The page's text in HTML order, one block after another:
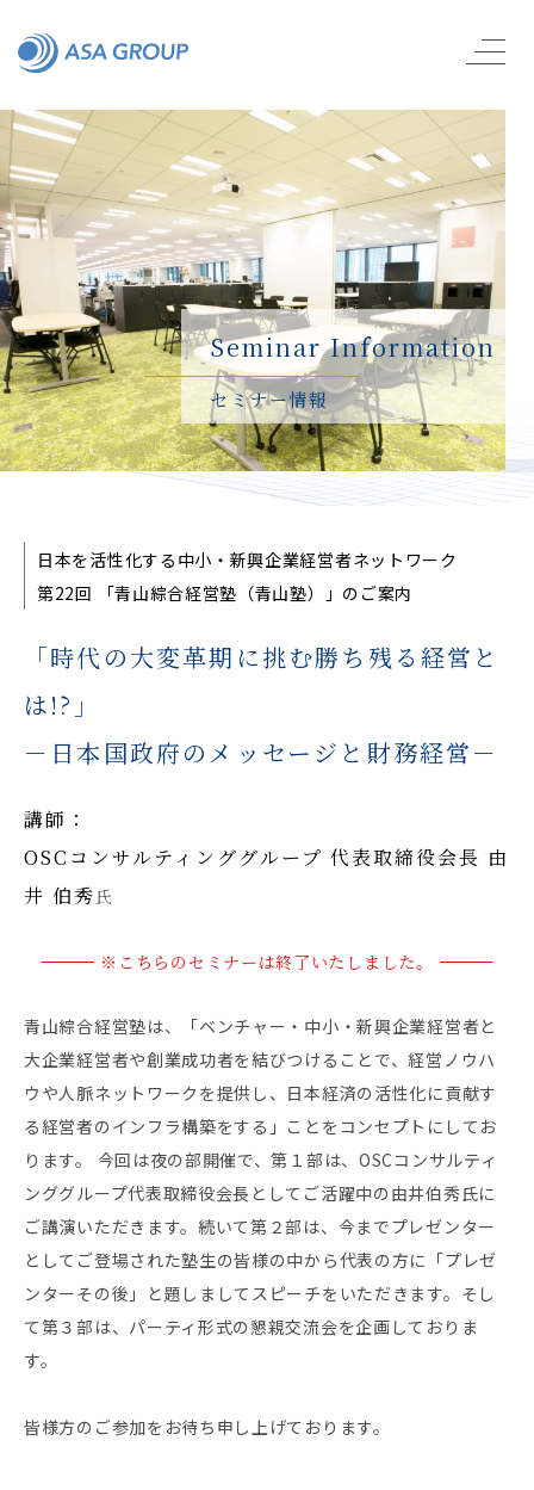
Seminar Information
セミナー情報
日本を活性化する中小・新興企業経営者ネットワーク
第22回 「青山綜合経営塾（青山塾）」のご案内
「時代の大変革期に挑む勝ち残る経営と
は!?」
－日本国政府のメッセージと財務経営－
講師：
OSCコンサルティンググループ 代表取締役会長 由
井 伯秀 氏
※こちらのセミナーは終了いたしました。
青山綜合経営塾は、「ベンチャー・中小・新興企業経営者と
大企業経営者や創業成功者を結びつけることで、経営ノウハ
ウや人脈ネットワークを提供し、日本経済の活性化に貢献す
る経営者のインフラ構築をする」ことをコンセプトにしてお
ります。 今回は夜の部開催で、第１部は、OSCコンサルティ
ンググループ代表取締役会長としてご活躍中の由井伯秀氏に
ご講演いただきます。続いて第２部は、今までプレゼンター
としてご登場された塾生の皆様の中から代表の方に「プレゼ
ンターその後」と題しましてスピーチをいただきます。そし
て第３部は、パーティ形式の懇親交流会を企画しておりま
す。
皆様方のご参加をお待ち申し上げております。